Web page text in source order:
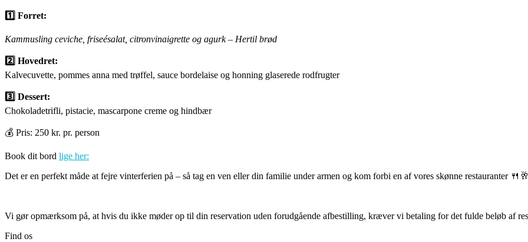
1️⃣ Forret:
Kammusling ceviche, friseésalat, citronvinaigrette og agurk– Hertil brød
2️⃣ Hovedret:
Kalvecuvette, pommes anna med trøffel, sauce bordelaise og honning glaserede rodfrugter
3️⃣ Dessert:
Chokoladetrifli, pistacie, mascarpone creme og hindbær
💰 Pris: 250 kr. pr. person
Book dit bord lige her:
Det er en perfekt måde at fejre vinterferien på – så tag en ven eller din familie under armen og kom forbi en af vores skønne restauranter 🍴🥂
Vi gør opmærksom på, at hvis du ikke møder op til din reservation uden forudgående afbestilling, kræver vi betaling for det fulde beløb af
Find os